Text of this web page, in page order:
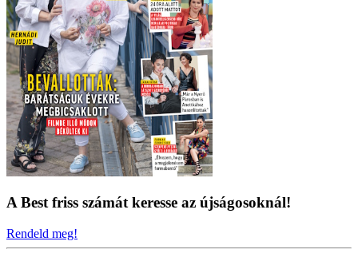
A Best friss számát keresse az újságosoknál!
Rendeld meg!